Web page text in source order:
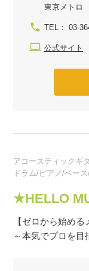
東京メトロ
TEL： 03-
公式サイト
アコースティックギ
ドラム/ピアノ/ベー
★HELLO
【ゼロから始め
～本気でプロを目